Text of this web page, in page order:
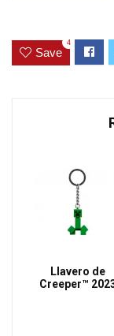
Save
4
Llavero de
Creeper™